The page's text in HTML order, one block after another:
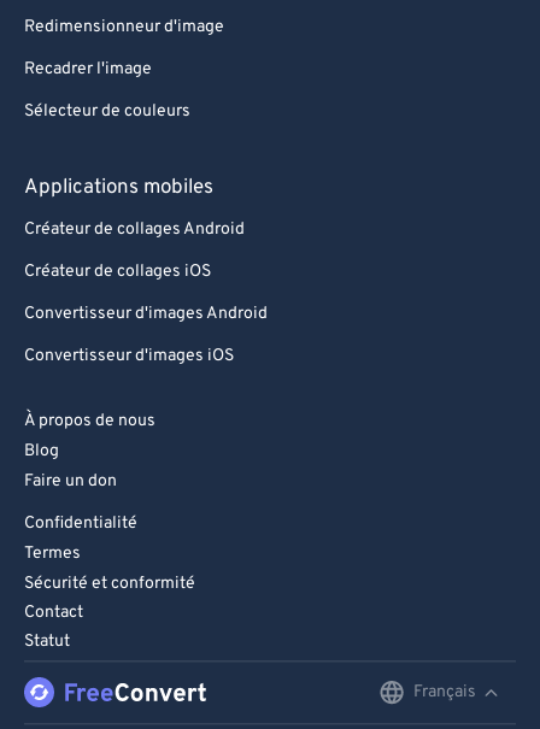
Redimensionneur d'image
Recadrer l'image
Sélecteur de couleurs
Applications mobiles
Créateur de collages Android
Créateur de collages iOS
Convertisseur d'images Android
Convertisseur d'images iOS
À propos de nous
Blog
Faire un don
Confidentialité
Termes
Sécurité et conformité
Contact
Statut
Français